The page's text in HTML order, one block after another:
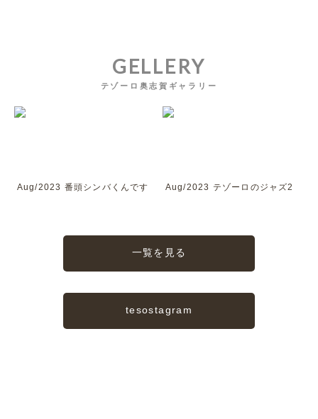
GELLERY
テゾーロ奥志賀ギャラリー
Aug/2023 番頭シンバくんです Aug/2023 テゾーロのジャズ2
一覧を見る
tesostagram